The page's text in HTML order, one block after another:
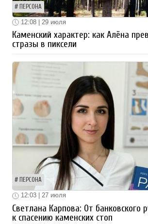
ПЕРСОНА
12:08 | 29 июля
Каменский характер: как Алёна
стразы в пиксели
ПЕРСОНА
12:03 | 27 июля
Светлана Карпова: От банковского
к спасению каменских стоп